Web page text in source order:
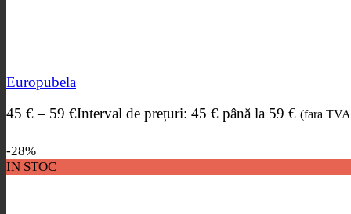
Europubela
45 € – 59 €Interval de prețuri: 45 € până la 59 € (fara
-28%
IN STOC